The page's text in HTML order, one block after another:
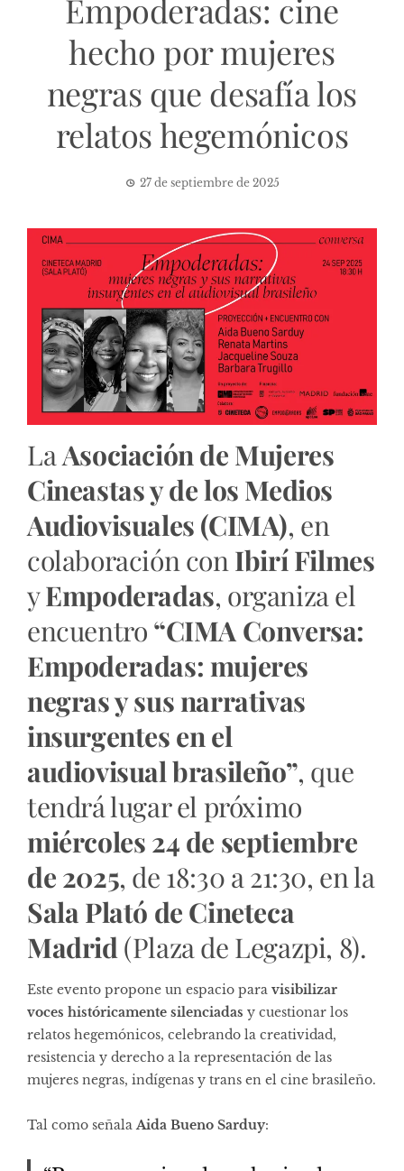
Empoderadas: cine
hecho por mujeres
negras que desafía los
relatos hegemónicos
27 de septiembre de 2025
LaAsociación de Mujeres
Cineastas y de los Medios
Audiovisuales (CIMA), en
colaboración con Ibirí Filmes
yEmpoderadas, organiza el
encuentro “CIMA Conversa:
Empoderadas: mujeres
negras y sus narrativas
insurgentes en el
audiovisual brasileño”, que
tendrá lugar el próximo
miércoles 24 de septiembre
de 2025, de 18:30 a 21:30, en la
Sala Plató de Cineteca
Madrid (Plaza de Legazpi, 8).
Este evento propone un espacio para visibilizar
voces históricamente silenciadas y cuestionar los
relatos hegemónicos, celebrando la creatividad,
resistencia y derecho a la representación de las
mujeres negras, indígenas y trans en el cine brasileño.
Tal como señala Aida Bueno Sarduy: